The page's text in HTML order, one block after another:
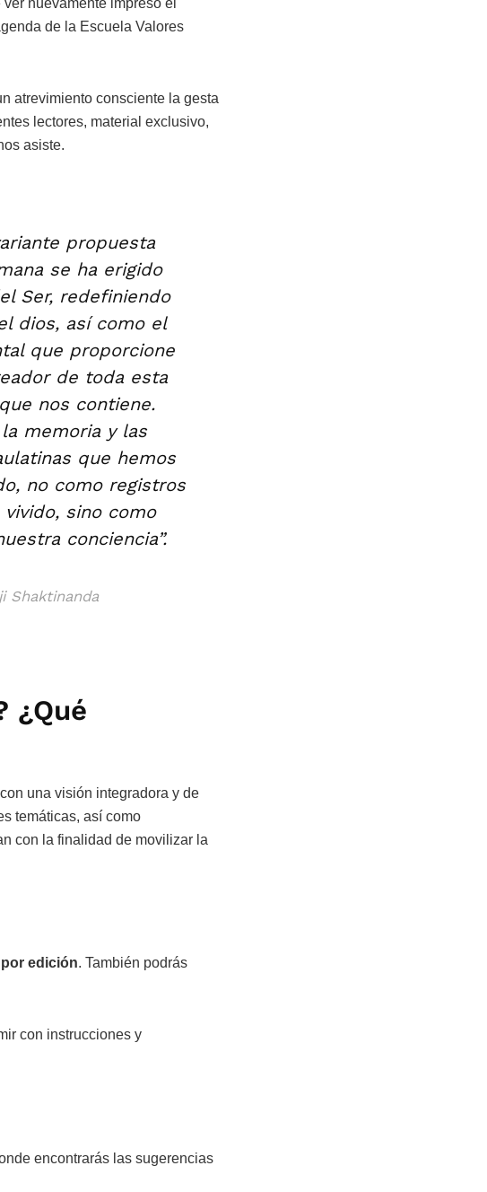
nuevamente impreso el
de la Escuela Valores
atrevimiento consciente la gesta
lectores, material exclusivo,
asiste.
propuesta
se ha erigido
Ser, redefiniendo
dios, así como el
que proporcione
de toda esta
nos contiene.
memoria y las
que hemos
no como registros
sino como
conciencia”.
Shaktinanda
¿Qué
una visión integradora y de
temáticas, así como
con la finalidad de movilizar la
por edición. También podrás
con instrucciones y
encontrarás las sugerencias